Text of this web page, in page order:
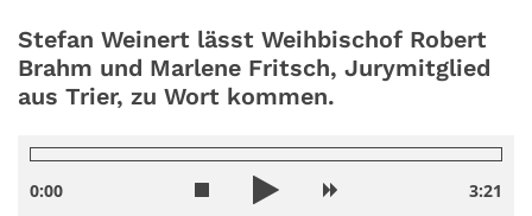
Stefan Weinert lässt Weihbischof Robert
Brahm und Marlene Fritsch, Jurymitglied
aus Trier, zu Wort kommen.
0:00 3:21